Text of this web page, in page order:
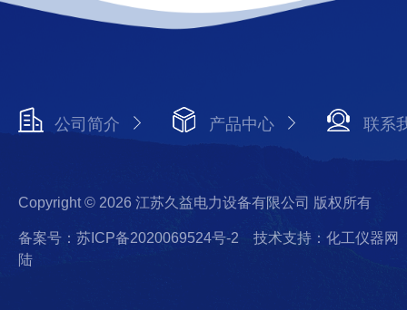
公司简介 产品中心 联系
Copyright © 2026 江苏久益电力设备有限公司 版权所有
备案号：苏ICP备2020069524号-2
技术支持：化工仪器网
陆